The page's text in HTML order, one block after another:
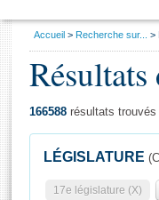
Général
Vous
Accueil Recherche sur...
Résultats
166588 résultats trouvés
LÉGISLATURE
17e législature (X)